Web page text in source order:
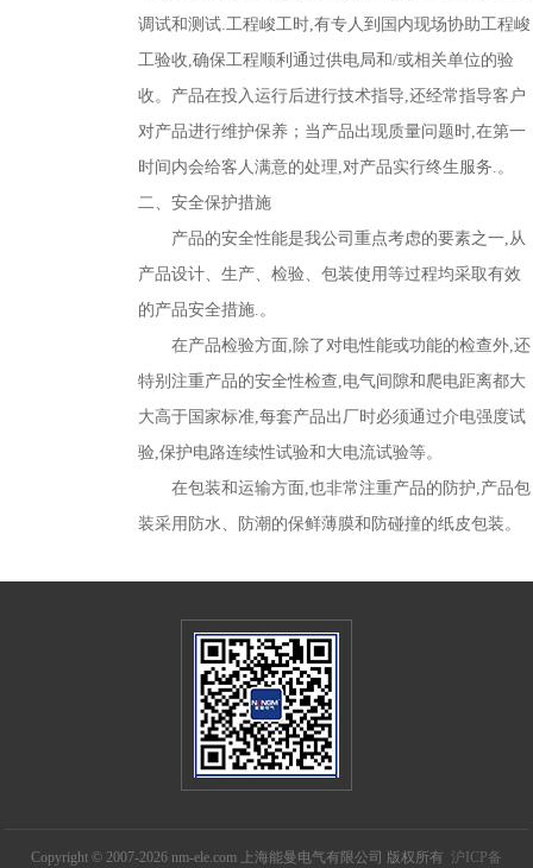
调试和测试.工程峻工时,有专人到国内现场协助工程峻
工验收,确保工程顺利通过供电局和/或相关单位的验
收。产品在投入运行后进行技术指导,还经常指导客户
对产品进行维护保养；当产品出现质量问题时,在第一
时间内会给客人满意的处理,对产品实行终生服务.。
二、安全保护措施
产品的安全性能是我公司重点考虑的要素之一,从
产品设计、生产、检验、包装使用等过程均采取有效
的产品安全措施.。
在产品检验方面,除了对电性能或功能的检查外,还
特别注重产品的安全性检查,电气间隙和爬电距离都大
大高于国家标准,每套产品出厂时必须通过介电强度试
验,保护电路连续性试验和大电流试验等。
在包装和运输方面,也非常注重产品的防护,产品包
装采用防水、防潮的保鲜薄膜和防碰撞的纸皮包装。
Copyright © 2007-2026 nm-ele.com 上海能曼电气有限公司 版权所有 沪ICP备